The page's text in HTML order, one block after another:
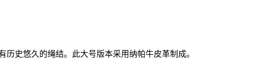
历史悠久的绳结。此大号版本采用纳帕牛皮革制成。